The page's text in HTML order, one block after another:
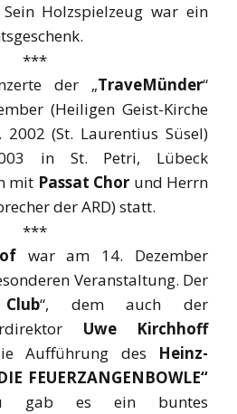
Holzspielzeug war ein
***
der „TraveMünder“
(Heiligen Geist-Kirche
2002 (St. Laurentius Süsel)
in St. Petri, Lübeck
mit Passat Chor und Herrn
der ARD) statt.
***
war am 14. Dezember
Veranstaltung. Der
“, dem auch der
Uwe Kirchhoff
Aufführung des Heinz-
FEUERZANGENBOWLE“
gab es ein buntes